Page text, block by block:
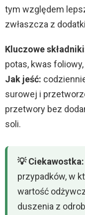
tym względem
zwłaszcza z
Kluczowe
potas, kwas
Jak jeść:
surowej i
przetwory bez
soli.
💡 Ciekawostka:
przypadków, w
wartość
duszenia z